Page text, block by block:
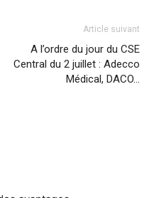
Article suivant
A l’ordre du jour du CSE
Central du 2 juillet : Adecco
Médical, DACO…